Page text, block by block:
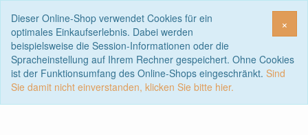
×
Dieser Online-Shop verwendet Cookies für ein
optimales Einkaufserlebnis. Dabei werden
beispielsweise die Session-Informationen oder die
Spracheinstellung auf Ihrem Rechner gespeichert. Ohne Cookies
ist der Funktionsumfang des Online-Shops eingeschränkt. Sind
Sie damit nicht einverstanden, klicken Sie bitte hier.